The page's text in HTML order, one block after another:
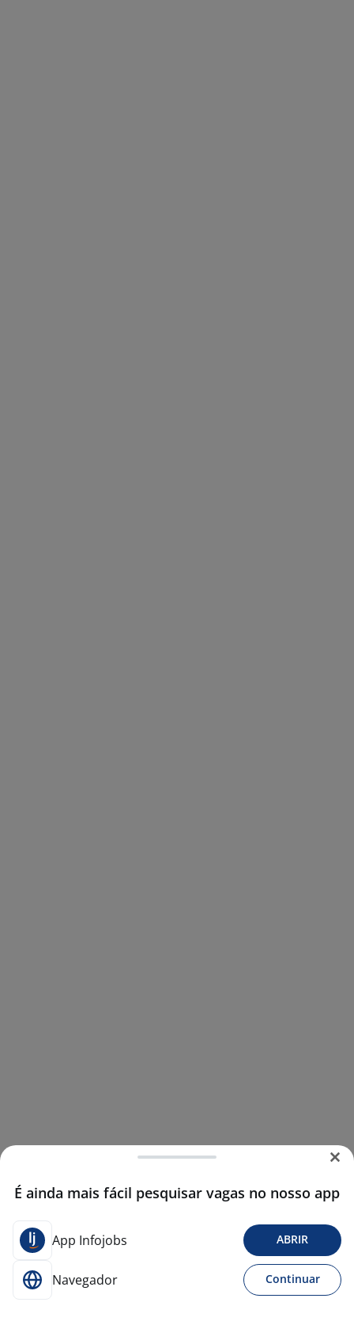
É ainda mais fácil pesquisar vagas no nosso app
App Infojobs ABRIR
Navegador Continuar